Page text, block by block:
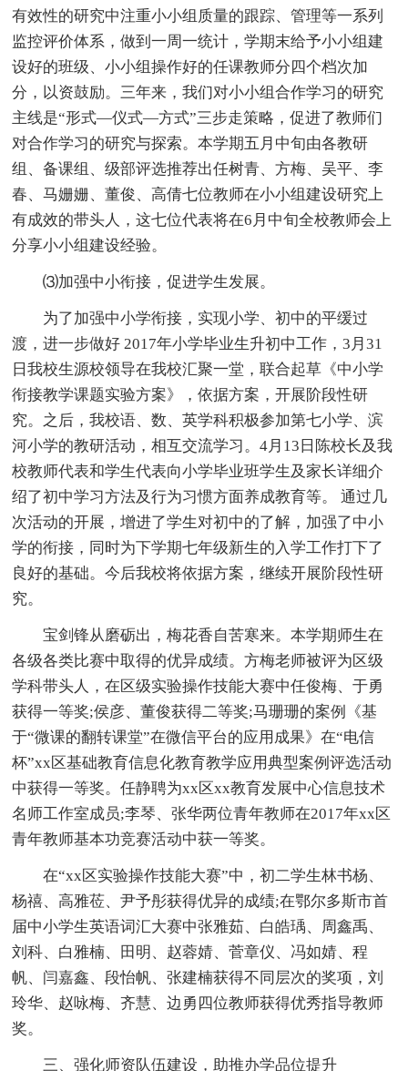
有效性的研究中注重小小组质量的跟踪、管理等一系列
监控评价体系，做到一周一统计，学期末给予小小组建
设好的班级、小小组操作好的任课教师分四个档次加
分，以资鼓励。三年来，我们对小小组合作学习的研究
主线是“形式—仪式—方式”三步走策略，促进了教师们
对合作学习的研究与探索。本学期五月中旬由各教研
组、备课组、级部评选推荐出任树青、方梅、吴平、李
春、马姗姗、董俊、高倩七位教师在小小组建设研究上
有成效的带头人，这七位代表将在6月中旬全校教师会上
分享小小组建设经验。
⑶加强中小衔接，促进学生发展。
为了加强中小学衔接，实现小学、初中的平缓过
渡，进一步做好 2017年小学毕业生升初中工作，3月31
日我校生源校领导在我校汇聚一堂，联合起草《中小学
衔接教学课题实验方案》，依据方案，开展阶段性研
究。之后，我校语、数、英学科积极参加第七小学、滨
河小学的教研活动，相互交流学习。4月13日陈校长及我
校教师代表和学生代表向小学毕业班学生及家长详细介
绍了初中学习方法及行为习惯方面养成教育等。 通过几
次活动的开展，增进了学生对初中的了解，加强了中小
学的衔接，同时为下学期七年级新生的入学工作打下了
良好的基础。今后我校将依据方案，继续开展阶段性研
究。
宝剑锋从磨砺出，梅花香自苦寒来。本学期师生在
各级各类比赛中取得的优异成绩。方梅老师被评为区级
学科带头人，在区级实验操作技能大赛中任俊梅、于勇
获得一等奖;侯彦、董俊获得二等奖;马珊珊的案例《基
于“微课的翻转课堂”在微信平台的应用成果》在“电信
杯”xx区基础教育信息化教育教学应用典型案例评选活动
中获得一等奖。任静聘为xx区xx教育发展中心信息技术
名师工作室成员;李琴、张华两位青年教师在2017年xx区
青年教师基本功竞赛活动中获一等奖。
在“xx区实验操作技能大赛”中，初二学生林书杨、
杨禧、高雅莅、尹予彤获得优异的成绩;在鄂尔多斯市首
届中小学生英语词汇大赛中张雅茹、白皓瑀、周鑫禹、
刘科、白雅楠、田明、赵蓉婧、菅章仪、冯如婧、程
帆、闫嘉鑫、段怡帆、张建楠获得不同层次的奖项，刘
玲华、赵咏梅、齐慧、边勇四位教师获得优秀指导教师
奖。
三、强化师资队伍建设，助推办学品位提升